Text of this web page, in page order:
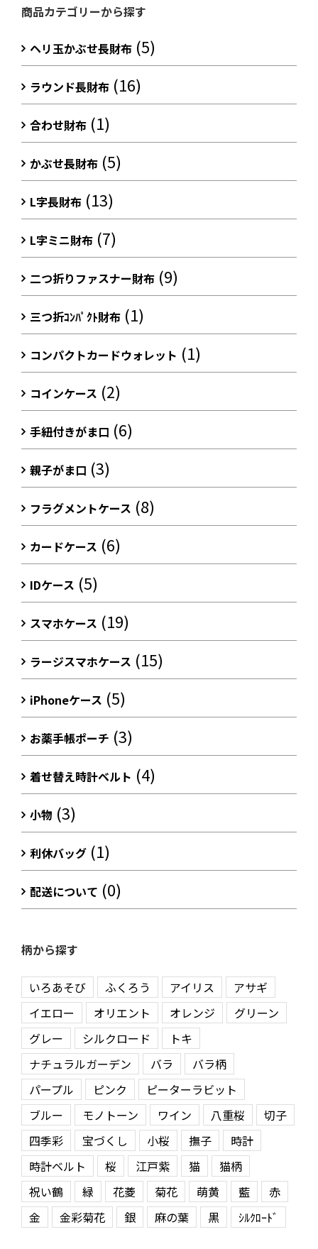
商品カテゴリーから探す
ヘリ玉かぶせ長財布 (5)
ラウンド長財布 (16)
合わせ財布 (1)
かぶせ長財布 (5)
L字長財布 (13)
L字ミニ財布 (7)
二つ折りファスナー財布 (9)
三つ折ｺﾝﾊﾟｸﾄ財布 (1)
コンパクトカードウォレット (1)
コインケース (2)
手紐付きがま口 (6)
親子がま口 (3)
フラグメントケース (8)
カードケース (6)
IDケース (5)
スマホケース (19)
ラージスマホケース (15)
iPhoneケース (5)
お薬手帳ポーチ (3)
着せ替え時計ベルト (4)
小物 (3)
利休バッグ (1)
配送について (0)
柄から探す
いろあそび ふくろう アイリス
アサギ
イエロー
オリエント オレンジ
グリーン
グレー
シルクロード
トキ
ナチュラルガーデン
バラ
バラ柄
パープル
ピンク
ピーターラビット
ブルー
モノトーン ワイン 八重桜
切子
四季彩
宝づくし 小桜 撫子
時計
時計ベルト
桜 江戸紫 猫
猫柄
祝い鶴
緑 花菱 菊花 萌黄 藍
赤
金
金彩菊花 銀 麻の葉 黒 ｼﾙｸﾛｰﾄﾞ